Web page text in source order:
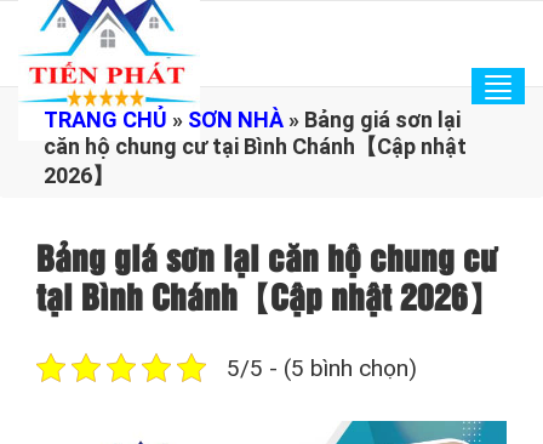
TRANG CHỦ » SƠN NHÀ » Bảng giá sơn lại
căn hộ chung cư tại Bình Chánh【Cập nhật
2026】
Bảng giá sơn lại căn hộ chung cư
tại Bình Chánh【Cập nhật 2026】
5/5 - (5 bình chọn)